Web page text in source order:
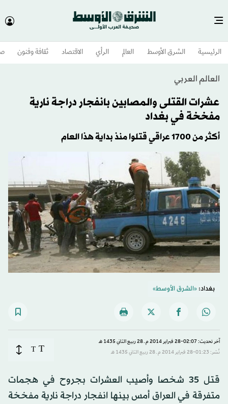
الرئيسية الشرق الأوسط​ العالم الرأي الاقتصاد ثقافة وفنون
العالم العربي
عشرات القتلى والمصابين بانفجار دراجة نارية
مفخخة في بغداد
أكثر من 1700 عراقي قتلوا منذ بداية هذا العام
بغداد:«الشرق الأوسط»
آخر تحديث: 02:07-28 فبراير 2014 م ـ 28 ربيع الثاني 1435 هـ
نُشر: 01:23-28 فبراير 2014 م ـ 28 ربيع الثاني 1435 هـ
T
T
قتل 35 شخصا وأصيب العشرات بجروح في هجمات
متفرقة في العراق أمس بينها انفجار دراجة نارية مفخخة